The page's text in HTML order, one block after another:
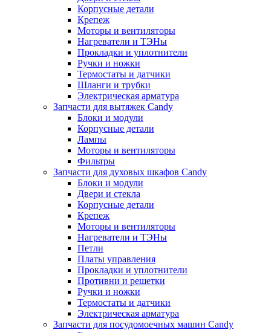
Корпусные детали
Крепеж
Моторы и вентиляторы
Нагреватели и ТЭНы
Прокладки и уплотнители
Ручки и ножки
Термостаты и датчики
Шланги и трубки
Электрическая арматура
Запчасти для вытяжек Candy
Блоки и модули
Корпусные детали
Лампы
Моторы и вентиляторы
Фильтры
Запчасти для духовых шкафов Candy
Блоки и модули
Двери и стекла
Корпусные детали
Крепеж
Моторы и вентиляторы
Нагреватели и ТЭНы
Петли
Платы управления
Прокладки и уплотнители
Противни и решетки
Ручки и ножки
Термостаты и датчики
Электрическая арматура
Запчасти для посудомоечных машин Candy